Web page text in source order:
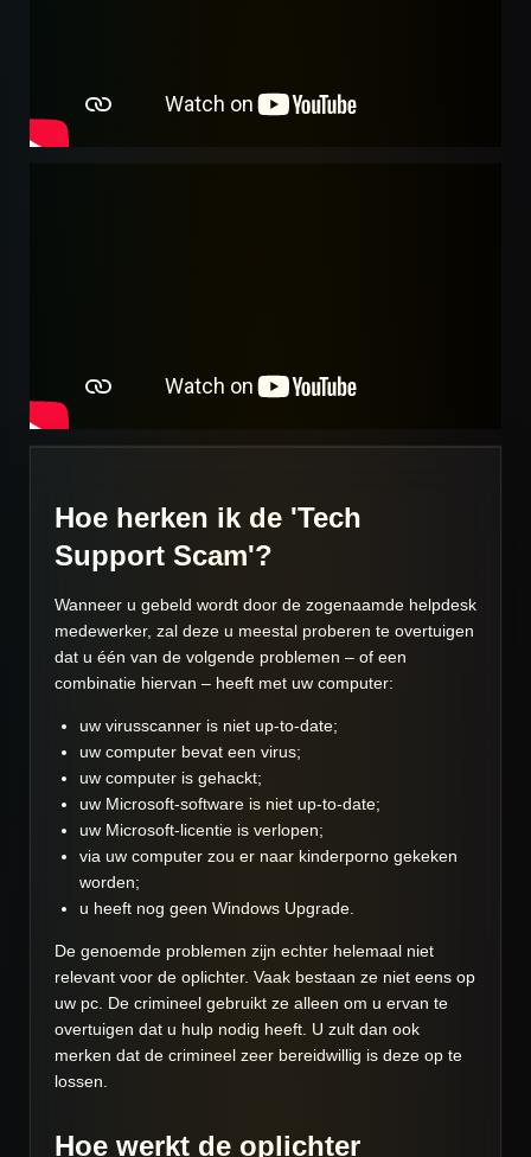
Hoe herken ik de 'Tech
Support Scam'?
Wanneer u gebeld wordt door de zogenaamde helpdesk
medewerker, zal deze u meestal proberen te overtuigen
dat u één van de volgende problemen – of een
combinatie hiervan – heeft met uw computer:
uw virusscanner is niet up-to-date;
uw computer bevat een virus;
uw computer is gehackt;
uw Microsoft-software is niet up-to-date;
uw Microsoft-licentie is verlopen;
via uw computer zou er naar kinderporno gekeken
worden;
u heeft nog geen Windows Upgrade.
De genoemde problemen zijn echter helemaal niet
relevant voor de oplichter. Vaak bestaan ze niet eens op
uw pc. De crimineel gebruikt ze alleen om u ervan te
overtuigen dat u hulp nodig heeft. U zult dan ook
merken dat de crimineel zeer bereidwillig is deze op te
lossen.
Hoe werkt de oplichter